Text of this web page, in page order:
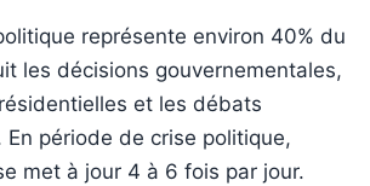
représente environ 40% du
les décisions gouvernementales,
et les débats
En période de crise politique,
met à jour 4 à 6 fois par jour.